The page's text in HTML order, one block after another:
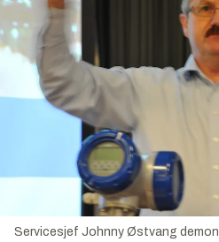
Servicesjef Johnny Østvang